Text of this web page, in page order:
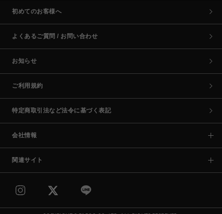
初めてのお客様へ
よくあるご質問 / お問い合わせ
お知らせ
ご利用規約
特定商取引法など法令に基づく表記
会社情報
関連サイト